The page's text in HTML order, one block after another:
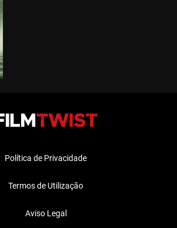
Política de Privacidade
Termos de Utilização
Aviso Legal